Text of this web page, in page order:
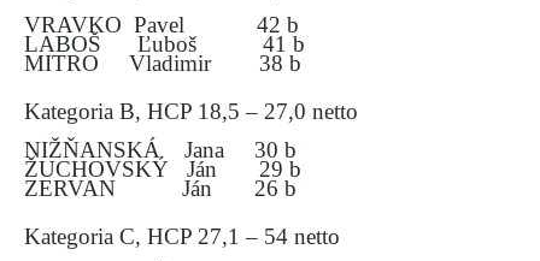
VRAVKO Pavel 42 b
LABOŠ Ľuboš 41 b
MITRO Vladimir 38 b
Kategoria B, HCP 18,5 – 27,0 netto
NIŽŇANSKÁ Jana 30 b
ŽUCHOVSKÝ Ján 29 b
ZERVAN Ján 26 b
Kategoria C, HCP 27,1 – 54 netto